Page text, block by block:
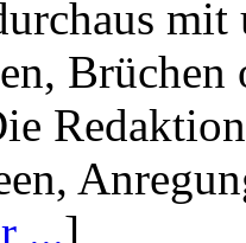
mit
Brüchen
...]